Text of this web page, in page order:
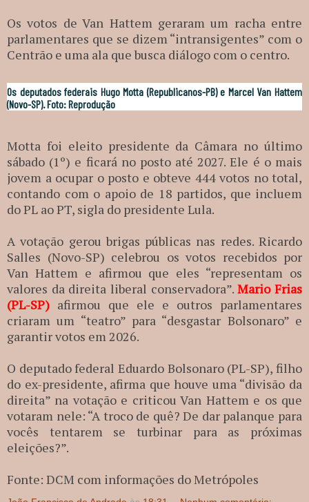
Os votos de Van Hattem geraram um racha entre
parlamentares que se dizem “intransigentes” com o
Centrão e uma ala que busca diálogo com o centro.
Os deputados federais Hugo Motta (Republicanos-PB) e Marcel Van Hattem
(Novo-SP). Foto: Reprodução
Motta foi eleito presidente da Câmara no último
sábado (1º) e ficará no posto até 2027. Ele é o mais
jovem a ocupar o posto e obteve 444 votos no total,
contando com o apoio de 18 partidos, que incluem
do PL ao PT, sigla do presidente Lula.
A votação gerou brigas públicas nas redes. Ricardo
Salles (Novo-SP) celebrou os votos recebidos por
Van Hattem e afirmou que eles “representam os
valores da direita liberal conservadora”.Mario Frias
(PL-SP) afirmou que ele e outros parlamentares
criaram um “teatro” para “desgastar Bolsonaro” e
garantir votos em 2026.
O deputado federal Eduardo Bolsonaro (PL-SP), filho
do ex-presidente, afirma que houve uma “divisão da
direita” na votação e criticou Van Hattem e os que
votaram nele: “A troco de quê? De dar palanque para
vocês tentarem se turbinar para as próximas
eleições?”.
Fonte: DCM com informações do Metrópoles